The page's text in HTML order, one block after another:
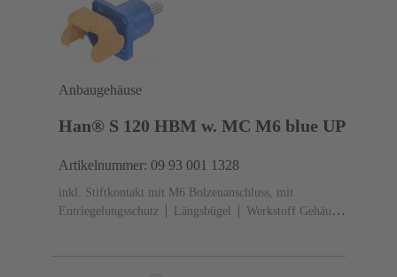
Anbaugehäuse
Han® S 120 HBM w. MC M6 blue UP
Artikelnummer: 09 93 001 1328
inkl. Stiftkontakt mit M6 Bolzenanschluss, mit
Entriegelungsschutz
Längsbügel
Werkstoff Gehäuse: